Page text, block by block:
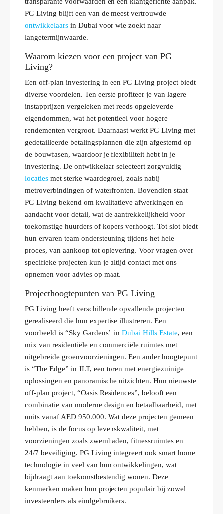
PG Living blijft een van de meest vertrouwde
ontwikkelaars in Dubai voor wie zoekt naar
langetermijnwaarde.
Waarom kiezen voor een project van PG
Living?
Een off-plan investering in een PG Living project biedt
diverse voordelen. Ten eerste profiteer je van lagere
instapprijzen vergeleken met reeds opgeleverde
eigendommen, wat het potentieel voor hogere
rendementen vergroot. Daarnaast werkt PG Living met
gedetailleerde betalingsplannen die zijn afgestemd op
de bouwfasen, waardoor je flexibiliteit hebt in je
investering. De ontwikkelaar selecteert zorgvuldig
locaties met sterke waardegroei, zoals nabij
metroverbindingen of waterfronten. Bovendien staat
PG Living bekend om kwalitatieve afwerkingen en
aandacht voor detail, wat de aantrekkelijkheid voor
toekomstige huurders of kopers verhoogt. Tot slot biedt
hun ervaren team ondersteuning tijdens het hele
proces, van aankoop tot oplevering. Voor vragen over
specifieke projecten kun je altijd contact met ons
opnemen voor advies op maat.
Projecthoogtepunten van PG Living
PG Living heeft verschillende opvallende projecten
gerealiseerd die hun expertise illustreren. Een
voorbeeld is “Sky Gardens” in Dubai Hills Estate, een
mix van residentiële en commerciële ruimtes met
uitgebreide groenvoorzieningen. Een ander hoogtepunt
is “The Edge” in JLT, een toren met energiezuinige
oplossingen en panoramische uitzichten. Hun nieuwste
off-plan project, “Oasis Residences”, belooft een
combinatie van moderne design en betaalbaarheid, met
units vanaf AED 950.000. Wat deze projecten gemeen
hebben, is de focus op levenskwaliteit, met
voorzieningen zoals zwembaden, fitnessruimtes en
24/7 beveiliging. PG Living integreert ook smart home
technologie in veel van hun ontwikkelingen, wat
bijdraagt aan toekomstbestendig wonen. Deze
kenmerken maken hun projecten populair bij zowel
investeerders als eindgebruikers.